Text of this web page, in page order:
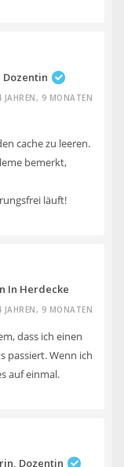
JAHREN, 9 MONATEN
cache zu leeren.
bemerkt,
läuft!
In Herdecke
JAHREN, 9 MONATEN
dass ich einen
passiert. Wenn ich
auf einmal.
Dozentin